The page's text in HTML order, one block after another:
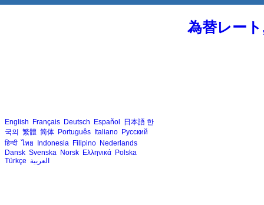
為替レー
English Français Deutsch Español 日本語 한
국의 繁體 简体 Português Italiano Русский
हिन्दी ไทย Indonesia Filipino Nederlands
Dansk Svenska Norsk Ελληνικά Polska
Türkçe العربية